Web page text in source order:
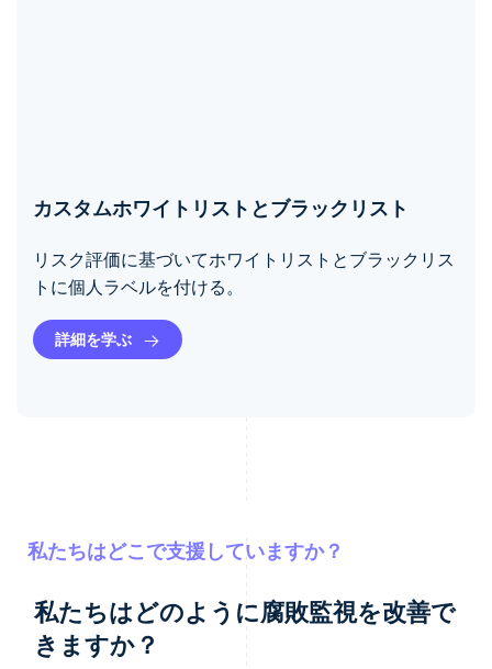
カスタムホワイトリストとブラックリスト
リスク評価に基づいてホワイトリストとブラックリス
トに個人ラベルを付ける。
詳細を学ぶ
私たちはどこで支援していますか？
私たちはどのように腐敗監視を改善で
きますか？